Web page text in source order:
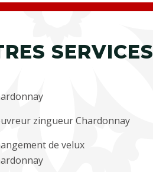
SERVICES
zingueur Chardonnay
de velux